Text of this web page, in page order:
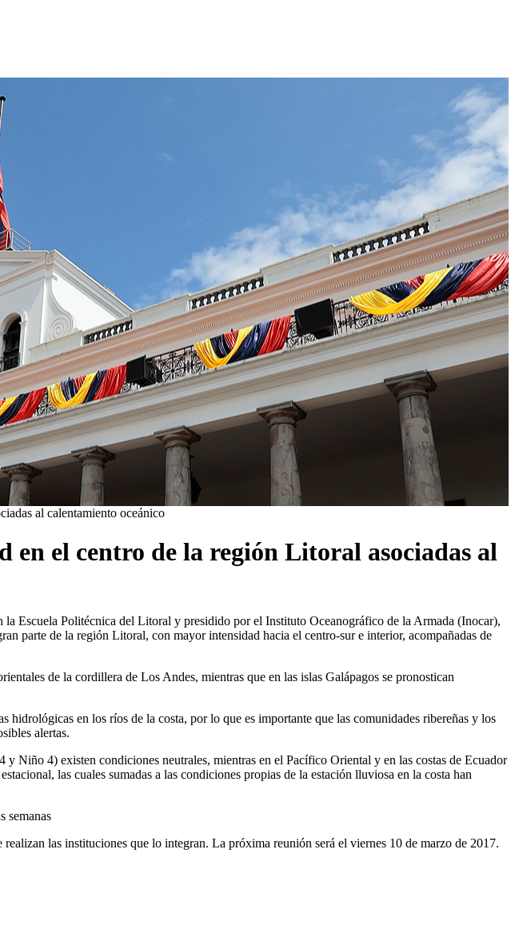
al calentamiento oceánico
el centro de la región Litoral asociadas al
Escuela Politécnica del Litoral y presidido por el Instituto Oceanográfico de la Armada (Inocar),
parte de la región Litoral, con mayor intensidad hacia el centro-sur e interior, acompañadas de
de la cordillera de Los Andes, mientras que en las islas Galápagos se pronostican
en los ríos de la costa, por lo que es importante que las comunidades ribereñas y los
alertas.
Niño 4) existen condiciones neutrales, mientras en el Pacífico Oriental y en las costas de Ecuador
las cuales sumadas a las condiciones propias de la estación lluviosa en la costa han
semanas
las instituciones que lo integran. La próxima reunión será el viernes 10 de marzo de 2017.